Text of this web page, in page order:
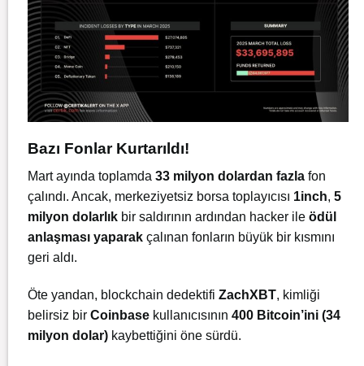
Bazı Fonlar Kurtarıldı!
Mart ayında toplamda 33 milyon dolardan fazla fon
çalındı. Ancak, merkeziyetsiz borsa toplayıcısı 1inch, 5
milyon dolarlık bir saldırının ardından hacker ile ödül
anlaşması yaparak çalınan fonların büyük bir kısmını
geri aldı.
Öte yandan, blockchain dedektifi ZachXBT, kimliği
belirsiz bir Coinbase kullanıcısının 400 Bitcoin’ini (34
milyon dolar) kaybettiğini öne sürdü.